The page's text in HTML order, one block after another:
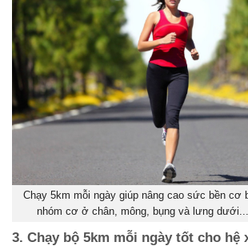
Chạy 5km mỗi ngày giúp nâng cao sức bền cơ
nhóm cơ ở chân, mông, bụng và lưng
3. Chạy bộ 5km mỗi ngày tốt cho